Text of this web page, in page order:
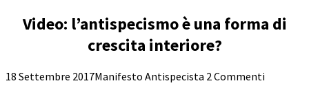
Video: l’antispecismo è una forma di
crescita interiore?
18 Settembre 2017Manifesto Antispecista 2 Commenti